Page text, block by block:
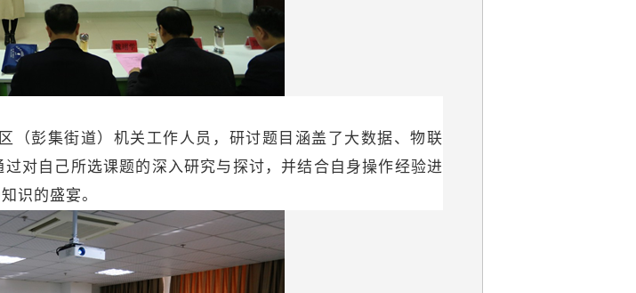
彭集街道）机关工作人员，研讨题目涵盖了大数据、物联
对自己所选课题的深入研究与探讨，并结合自身操作经验进
识的盛宴。